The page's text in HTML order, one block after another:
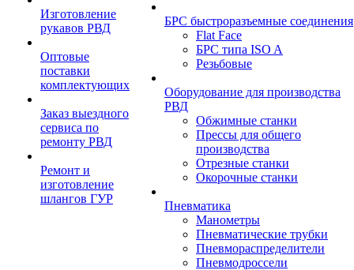
Изготовление
рукавов РВД
Оптовые
поставки
комплектующих
Заказ выездного
сервиса по
ремонту РВД
Ремонт и
изготовление
шлангов ГУР
БРС быстроразъемные соединения
Flat Face
БРС типа ISO A
Резьбовые
Оборудование для производства
РВД
Обжимные станки
Прессы для общего
производства
Отрезные станки
Окорочные станки
Пневматика
Манометры
Пневматические трубки
Пневмораспределители
Пневмодроссели